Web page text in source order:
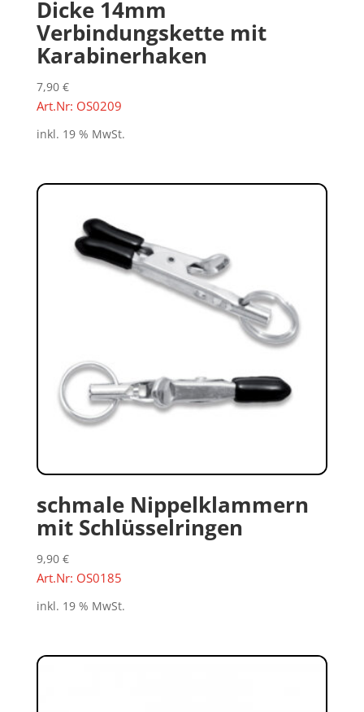
Dicke 14mm
Verbindungskette mit
Karabinerhaken
7,90 €
Art.Nr: OS0209
inkl. 19 % MwSt.
schmale Nippelklammern
mit Schlüsselringen
9,90 €
Art.Nr: OS0185
inkl. 19 % MwSt.